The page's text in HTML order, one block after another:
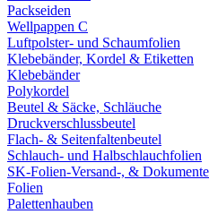
Packseiden
Wellpappen C
Luftpolster- und Schaumfolien
Klebebänder, Kordel & Etiketten
Klebebänder
Polykordel
Beutel & Säcke, Schläuche
Druckverschlussbeutel
Flach- & Seitenfaltenbeutel
Schlauch- und Halbschlauchfolien
SK-Folien-Versand-, &
Folien
Palettenhauben